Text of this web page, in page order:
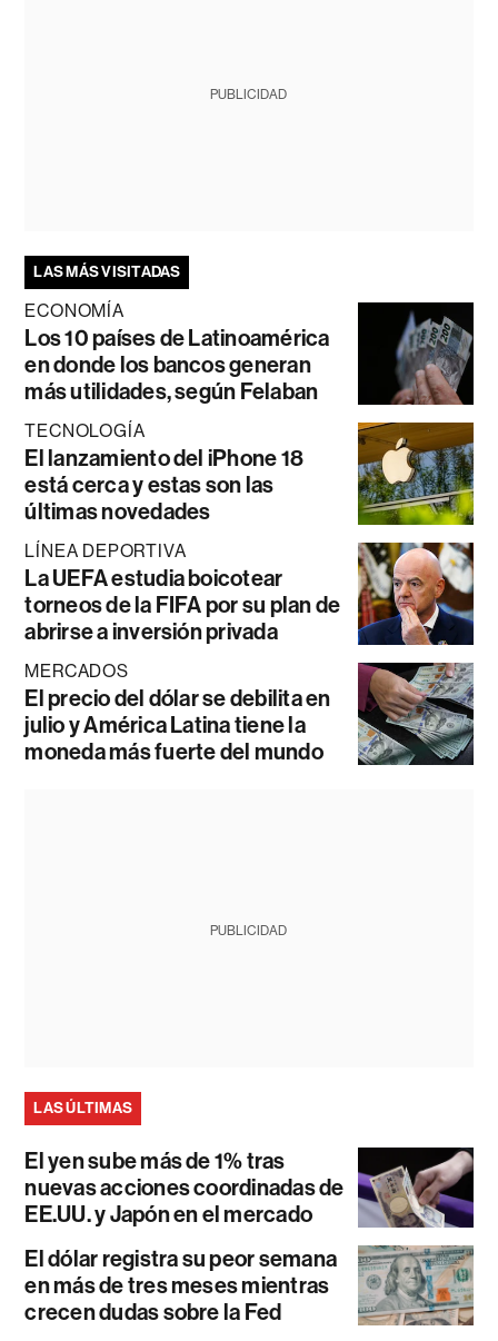
PUBLICIDAD
LAS MÁS VISITADAS
ECONOMÍA
Los 10 países de Latinoamérica
en donde los bancos generan
más utilidades, según Felaban
TECNOLOGÍA
El lanzamiento del iPhone 18
está cerca y estas son las
últimas novedades
LÍNEA DEPORTIVA
La UEFA estudia boicotear
torneos de la FIFA por su plan de
abrirse a inversión privada
MERCADOS
El precio del dólar se debilita en
julio y América Latina tiene la
moneda más fuerte del mundo
PUBLICIDAD
LAS ÚLTIMAS
El yen sube más de 1% tras
nuevas acciones coordinadas de
EE.UU. y Japón en el mercado
El dólar registra su peor semana
en más de tres meses mientras
crecen dudas sobre la Fed